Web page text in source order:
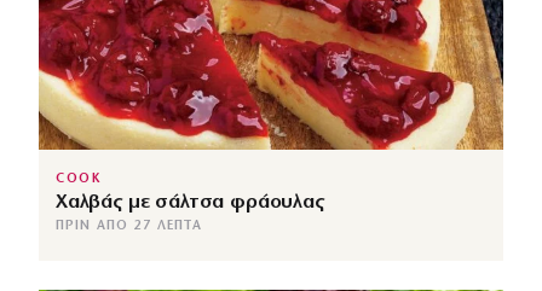
COOK
Χαλβάς με σάλτσα φράουλας
ΠΡΙΝ ΑΠΌ 27 ΛΕΠΤΆ